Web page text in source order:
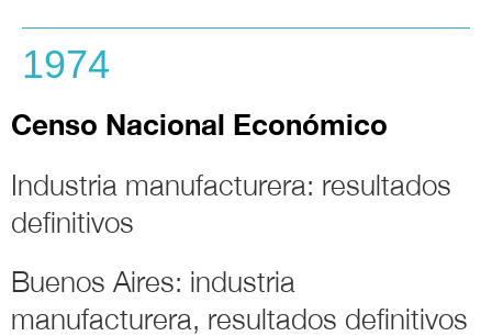
1974
Censo Nacional Económico
Industria manufacturera: resultados
definitivos
Buenos Aires: industria
manufacturera, resultados definitivos